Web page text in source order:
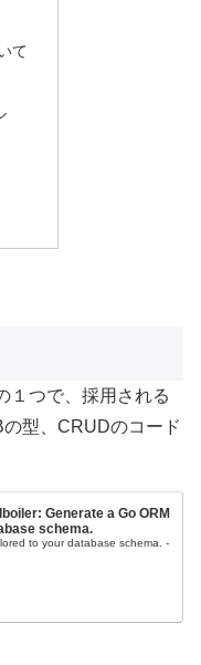
て
１つで、採用される
型、CRUDのコード
Generate a Go ORM
schema.
to your database schema. -